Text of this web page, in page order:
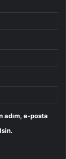
adım, e-posta